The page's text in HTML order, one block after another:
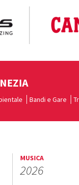
Bandi e Gare
MUSICA
2026